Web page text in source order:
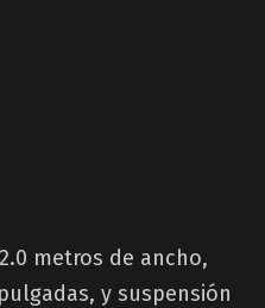
metros de ancho,
y suspensión